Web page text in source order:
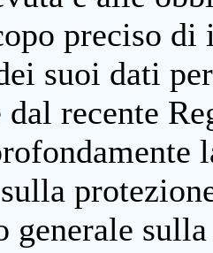
preciso
suoi dati
recente
generale